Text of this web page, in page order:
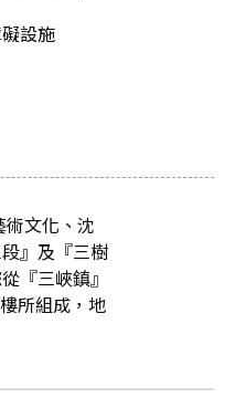
設施
文化、沈
』及『三樹
『三峽鎮』
所組成，地